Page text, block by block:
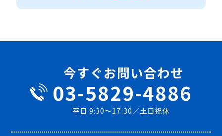
今すぐお問い合わせ
03-5829-4886
平日 9:30～17:30／土日祝休